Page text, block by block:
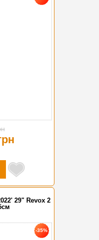
29" Revox 2
-35%